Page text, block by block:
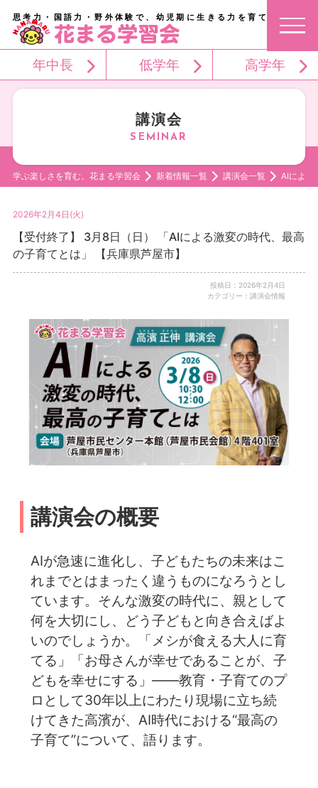
思考力・国語力・野外体験で、幼児期に生きる力を育てる。
年中長 低学年 高学年
講演会
学ぶ楽しさを育む。花まる学習会 新着情報一覧 講演会一覧 AIによる
2026年2月4日(火)
【受付終了】 3月8日（日） 「AIによる激変の時代、最高
の子育てとは」 【兵庫県芦屋市】
投稿日：2026年2月4日
カテゴリー：講演会情報
講演会の概要
AIが急速に進化し、子どもたちの未来はこ
れまでとはまったく違うものになろうとし
ています。そんな激変の時代に、親として
何を大切にし、どう子どもと向き合えばよ
いのでしょうか。「メシが食える大人に育
てる」「お母さんが幸せであることが、子
どもを幸せにする」——教育・子育てのプ
ロとして30年以上にわたり現場に立ち続
けてきた高濱が、AI時代における“最高の
子育て”について、語ります。